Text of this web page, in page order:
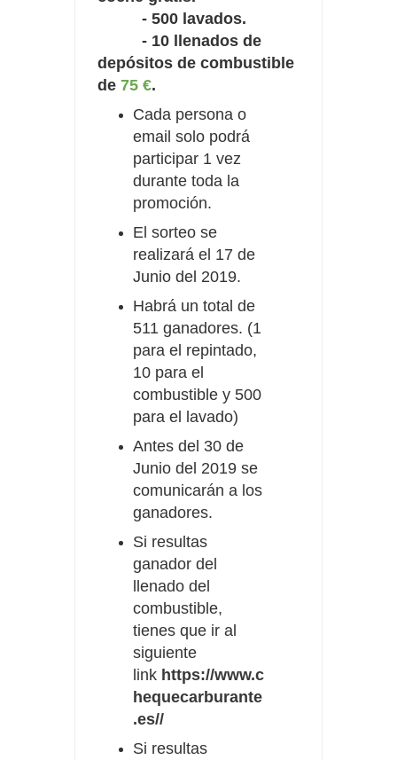
- 500 lavados.
- 10 llenados de
depósitos de combustible
de 75 €.
Cada persona o
email solo podrá
participar 1 vez
durante toda la
promoción.
El sorteo se
realizará el 17 de
Junio del 2019.
Habrá un total de
511 ganadores. (1
para el repintado,
10 para el
combustible y 500
para el lavado)
Antes del 30 de
Junio del 2019 se
comunicarán a los
ganadores.
Si resultas
ganador del
llenado del
combustible,
tienes que ir al
siguiente
link https://www.c
hequecarburante
.es//
Si resultas